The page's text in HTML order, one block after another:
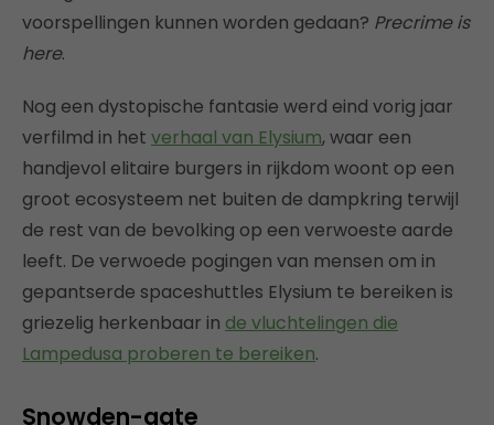
voorspellingen kunnen worden gedaan? Precrime is
here.
Nog een dystopische fantasie werd eind vorig jaar
verfilmd in het verhaal van Elysium, waar een
handjevol elitaire burgers in rijkdom woont op een
groot ecosysteem net buiten de dampkring terwijl
de rest van de bevolking op een verwoeste aarde
leeft. De verwoede pogingen van mensen om in
gepantserde spaceshuttles Elysium te bereiken is
griezelig herkenbaar in de vluchtelingen die
Lampedusa proberen te bereiken.
Snowden-gate